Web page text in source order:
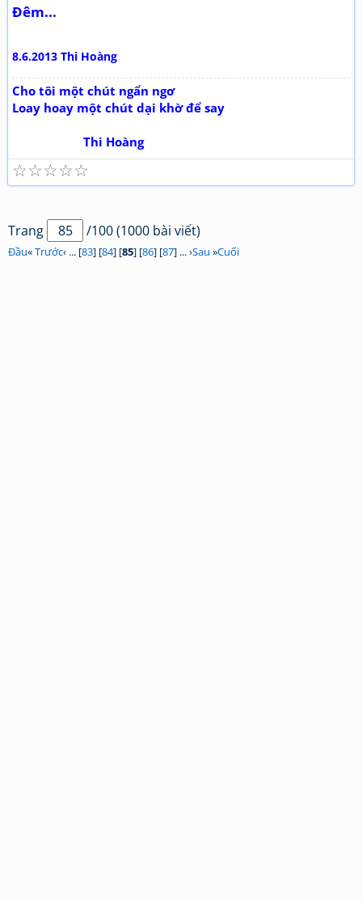
Đêm...
8.6.2013 Thi Hoàng
Cho tôi một chút ngẩn ngơ
Loay hoay một chút dại khờ để say
Thi Hoàng
☆
☆
☆
☆
☆
Trang /100 (1000 bài viết)
Đầu«Trước‹ ... [83] [84] [85] [86] [87] ... ›Sau »Cuối